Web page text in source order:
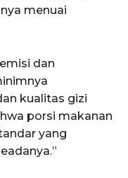
menuai
dan
kualitas gizi
porsi makanan
yang